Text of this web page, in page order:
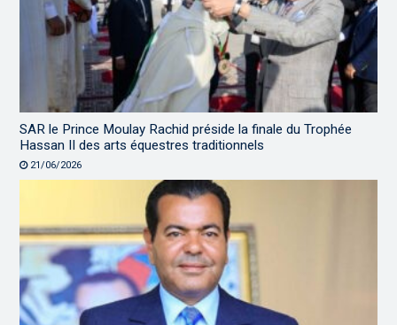
SAR le Prince Moulay Rachid préside la finale du Trophée
Hassan II des arts équestres traditionnels
21/06/2026